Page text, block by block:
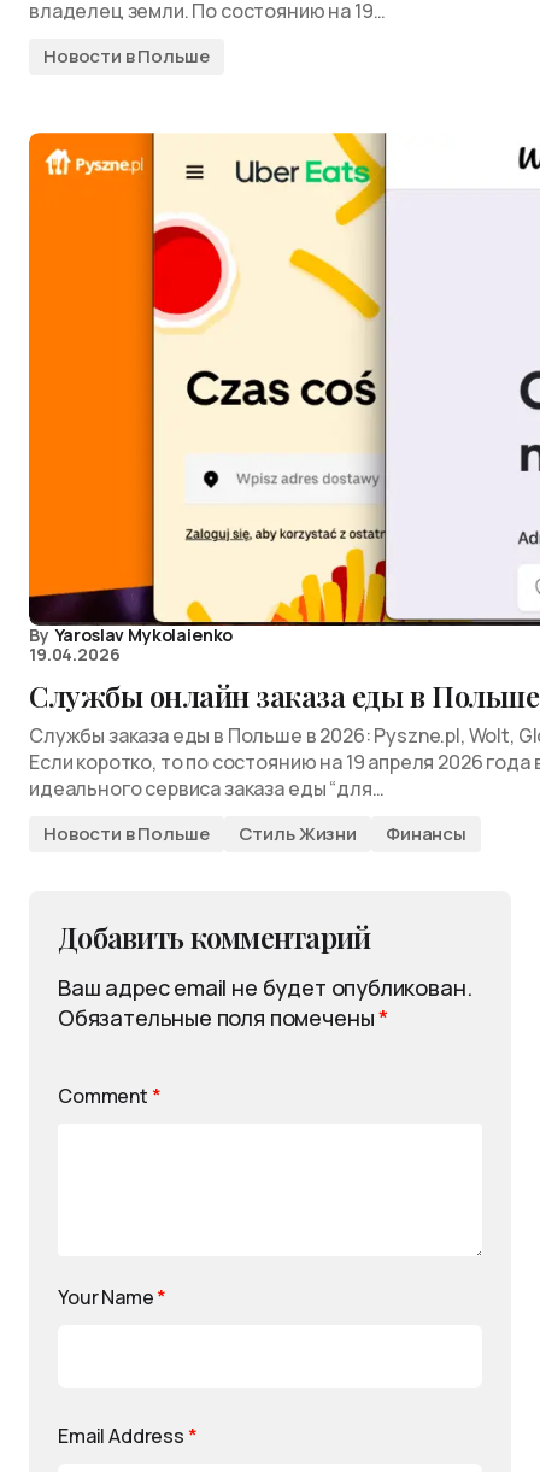
владелец земли. По состоянию на 19…
Новости в Польше
By Yaroslav Mykolaienko
19.04.2026
Службы онлайн заказа еды в Польше
Службы заказа еды в Польше в 2026: Pyszne.pl, Wolt,
Если коротко, то по состоянию на 19 апреля 2026
идеального сервиса заказа еды “для…
Новости в Польше Стиль Жизни Финансы
Добавить комментарий
Ваш адрес email не будет опубликован.
Обязательные поля помечены*
Comment *
Your Name*
Email Address *